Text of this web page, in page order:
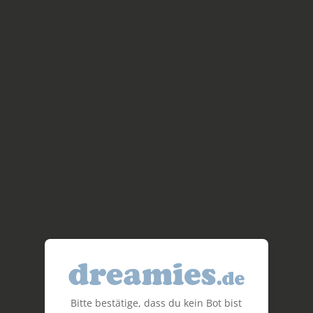
Bitte bestätige, dass du kein Bot bist